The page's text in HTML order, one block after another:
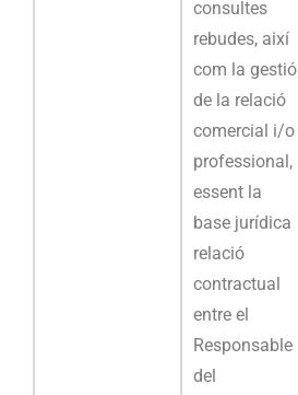
consultes
rebudes, així
com la gestió
de la relació
comercial i/o
professional,
essent la
base jurídica
relació
contractual
entre el
Responsable
del